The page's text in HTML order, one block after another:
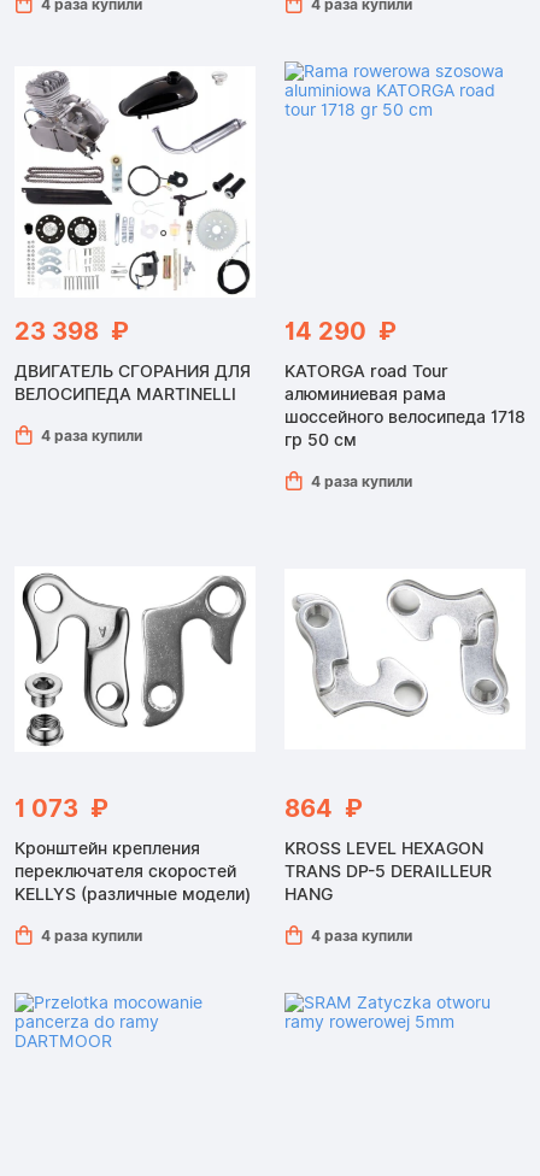
4 раза купили 4 раза купили
23 398 ₽
ДВИГАТЕЛЬ СГОРАНИЯ ДЛЯ
ВЕЛОСИПЕДА MARTINELLI
4 раза купили
14 290 ₽
KATORGA road Tour
алюминиевая рама
шоссейного велосипеда 1718
гр 50 см
4 раза купили
1 073 ₽
Кронштейн крепления
переключателя скоростей
KELLYS (различные модели)
4 раза купили
864 ₽
KROSS LEVEL HEXAGON
TRANS DP-5 DERAILLEUR
HANG
4 раза купили